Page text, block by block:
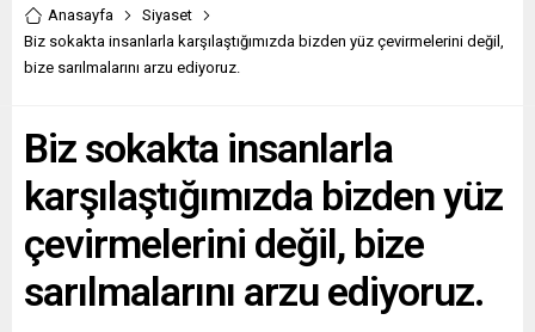
Anasayfa
Siyaset
Biz sokakta insanlarla karşılaştığımızda bizden yüz çevirmelerini değil,
bize sarılmalarını arzu ediyoruz.
Biz sokakta insanlarla
karşılaştığımızda bizden yüz
çevirmelerini değil, bize
sarılmalarını arzu ediyoruz.